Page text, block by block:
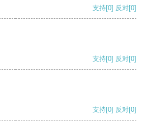
支持[0] 反对[0]
支持[0] 反对[0]
支持[0] 反对[0]